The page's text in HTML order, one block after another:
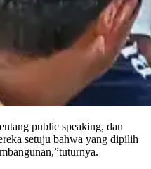
public speaking, dan
setuju bahwa yang dipilih